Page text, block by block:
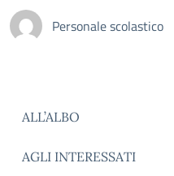
Personale scolastico
ALL’ALBO
AGLI INTERESSATI